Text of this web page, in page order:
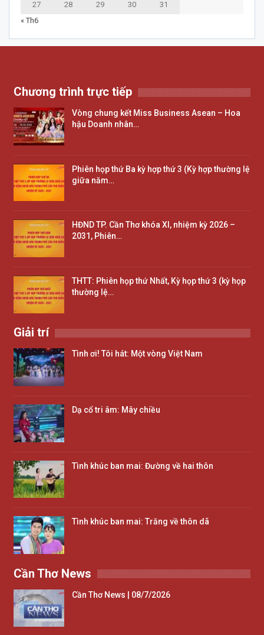
27 28 29 30
31
« Th6
Chương trình trực tiếp
Vòng chung kết Miss Business Asean – Hoa
hậu Doanh nhân…
Phiên họp thứ Ba kỳ hợp thứ 3 (Kỳ hợp thường lệ
giữa năm…
HĐND TP. Cần Thơ khóa XI, nhiệm kỳ 2026 –
2031, Phiên…
THTT: Phiên họp thứ Nhất, Kỳ họp thứ 3 (kỳ họp
thường lệ…
Giải trí
Tình ơi! Tôi hát: Một vòng Việt Nam
Dạ cổ tri âm: Mây chiều
Tình khúc ban mai: Đường về hai thôn
Tình khúc ban mai: Trăng về thôn dã
Cần Thơ News
Cần Thơ News | 08/7/2026